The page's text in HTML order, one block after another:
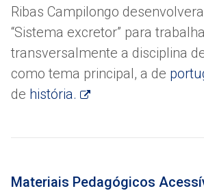
Ribas Campilongo
“Sistema excretor” para
transversalmente a disciplina
como tema principal, a de
de história.
Materiais Pedagógicos